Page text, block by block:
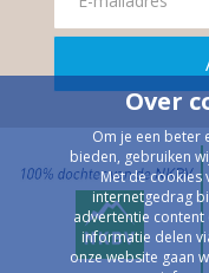
Over
Om je een beter
bieden, gebruiken
Met de cookies
internetgedrag
advertentie content
informatie delen
onze website gaan